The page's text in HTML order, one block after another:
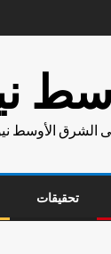
الشرق الأوسط
تحقيقات